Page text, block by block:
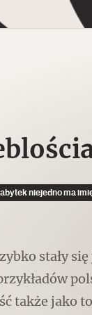
dobrą stronę
niejedno ma
stały
także jako